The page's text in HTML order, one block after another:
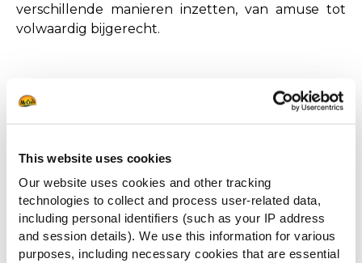
This website uses cookies
Our website uses cookies and other tracking
technologies to collect and process user-related data,
including personal identifiers (such as your IP address
and session details). We use this information for various
purposes, including necessary cookies that are essential
verschillende manieren inzetten, van amuse tot
volwaardig bijgerecht.
Creatieve
serveersuggesties voor de
feestdagen
Als u tijdens kerst wilt opvallen, is het slim om de